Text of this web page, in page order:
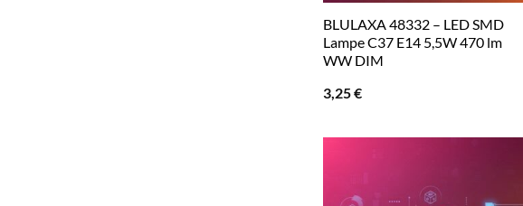
BLULAXA 48332 – LED SMD
Lampe C37 E14 5,5W 470 lm
WW DIM
3,25€